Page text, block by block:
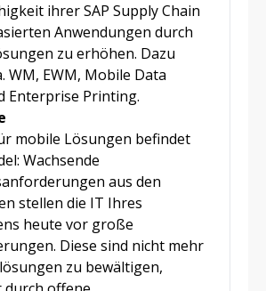
ihrer SAP Supply Chain
Anwendungen durch
zu erhöhen. Dazu
WM, EWM, Mobile Data
Enterprise Printing.
mobile Lösungen befindet
Wachsende
aus den
stellen die IT Ihres
heute vor große
Diese sind nicht mehr
zu bewältigen,